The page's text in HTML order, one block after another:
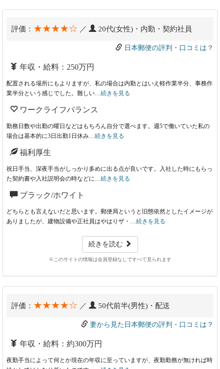
評価： ★★★★☆ ／ 20代(女性)・内勤・契約社員
日本郵便の評判・口コミは？
年収・給料：250万円
配置される場所にもよりますが、私の場合は内勤とはいえ軽作業半分、事務作
業半分という感じでした。難しい… 続きを見る
ワークライフバランス
勤務日数や出勤の曜日などはもちろん自分で選べます。週5で働いていた私の
場合は基本的に3日出勤1日休み… 続きを見る
福利厚生
祝日手当、深夜手当がしっかり多めに出る点が良いです。入社した時にもらっ
た契約書や入社説明会の時などに… 続きを見る
ブラック/ホワイト
どちらとも言えないだと思います。郵便局というと旧態依然としたイメージが
ありましたが、建物設備や正社員はやはりザ・… 続きを見る
続きを読む
※このサイトの情報は会員登録なしですべて見られます
評価： ★★★★☆ ／ 50代前半(男性)・配送
妻から見た日本郵便の評判・口コミは？
年収・給料：約300万円
夜勤手当によって何とか現在の年収に至っていますが、夜勤勤務が無ければ時